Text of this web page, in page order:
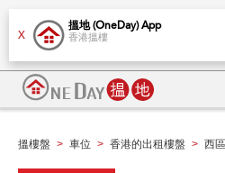
X
搵地 (OneDay) App
香港搵樓
搵樓盤 > 車位 > 香港的出租樓盤 > 西區